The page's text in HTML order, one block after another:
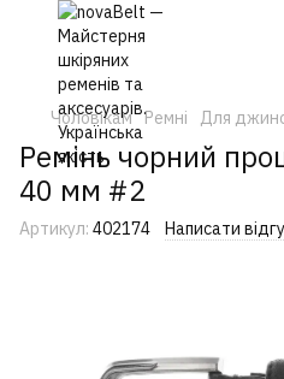
Чоловікам Ремні Для
Ремінь чорний
40 мм #2
Артикул: 402174 Написати